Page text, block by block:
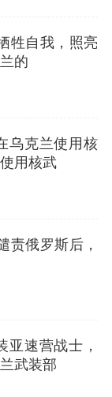
牲自我，照亮
的
乌克兰使用核
用核武
责俄罗斯后，
速营战士，
武装部